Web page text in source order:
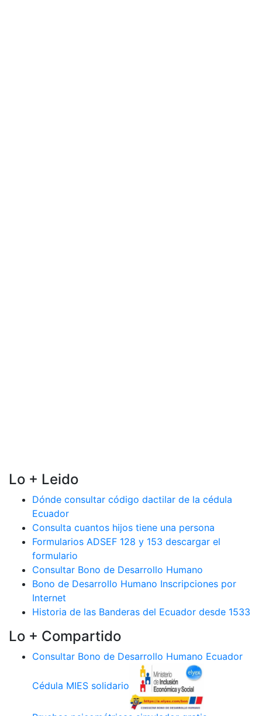
Lo + Leido
Dónde consultar código dactilar de la cédula
Ecuador
Consulta cuantos hijos tiene una persona
Formularios ADSEF 128 y 153 descargar el
formulario
Consultar Bono de Desarrollo Humano
Bono de Desarrollo Humano Inscripciones por
Internet
Historia de las Banderas del Ecuador desde 1533
Lo + Compartido
Consultar Bono de Desarrollo Humano Ecuador
Cédula MIES solidario